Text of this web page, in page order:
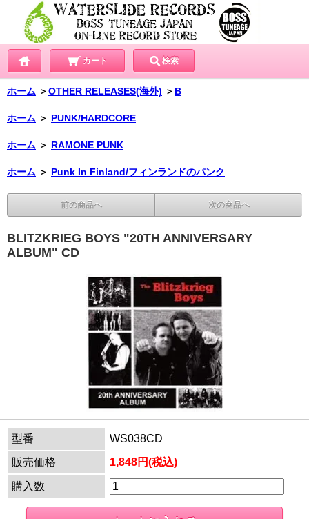
カート 検索
ホーム ＞OTHER RELEASES(海外) ＞ B
ホーム ＞ PUNK/HARDCORE
ホーム ＞ RAMONE PUNK
ホーム ＞ Punk In Finland/フィンランドのパンク
前の商品へ 次の商品へ
BLITZKRIEG BOYS "20TH ANNIVERSARY
ALBUM" CD
型番
WS038CD
販売価格
1,848円(税込)
購入数